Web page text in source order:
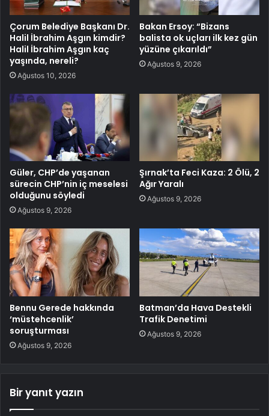
Çorum Belediye Başkanı Dr.
Halil İbrahim Aşgın kimdir?
Halil İbrahim Aşgın kaç
yaşında, nereli?
Ağustos 10, 2026
Bakan Ersoy: “Bizans
balista ok uçları ilk kez gün
yüzüne çıkarıldı”
Ağustos 9, 2026
Güler, CHP’de yaşanan
sürecin CHP’nin iç meselesi
olduğunu söyledi
Ağustos 9, 2026
Şırnak’ta Feci Kaza: 2 Ölü, 2
Ağır Yaralı
Ağustos 9, 2026
Bennu Gerede hakkında
‘müstehcenlik’
soruşturması
Ağustos 9, 2026
Batman’da Hava Destekli
Trafik Denetimi
Ağustos 9, 2026
Bir yanıt yazın